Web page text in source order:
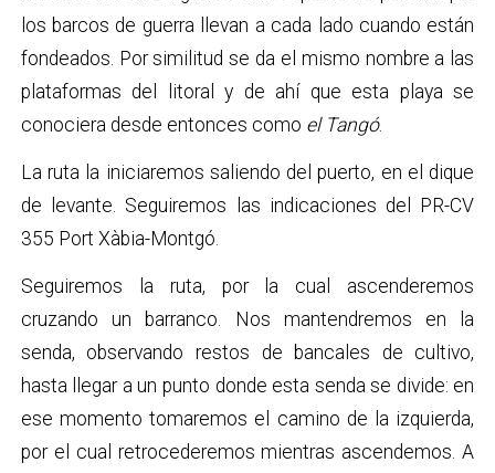
los barcos de guerra llevan a cada lado cuando están
fondeados. Por similitud se da el mismo nombre a las
plataformas del litoral y de ahí que esta playa se
conociera desde entonces como el Tangó.
La ruta la iniciaremos saliendo del puerto, en el dique
de levante. Seguiremos las indicaciones del PR-CV
355 Port Xàbia-Montgó.
Seguiremos la ruta, por la cual ascenderemos
cruzando un barranco. Nos mantendremos en la
senda, observando restos de bancales de cultivo,
hasta llegar a un punto donde esta senda se divide: en
ese momento tomaremos el camino de la izquierda,
por el cual retrocederemos mientras ascendemos. A